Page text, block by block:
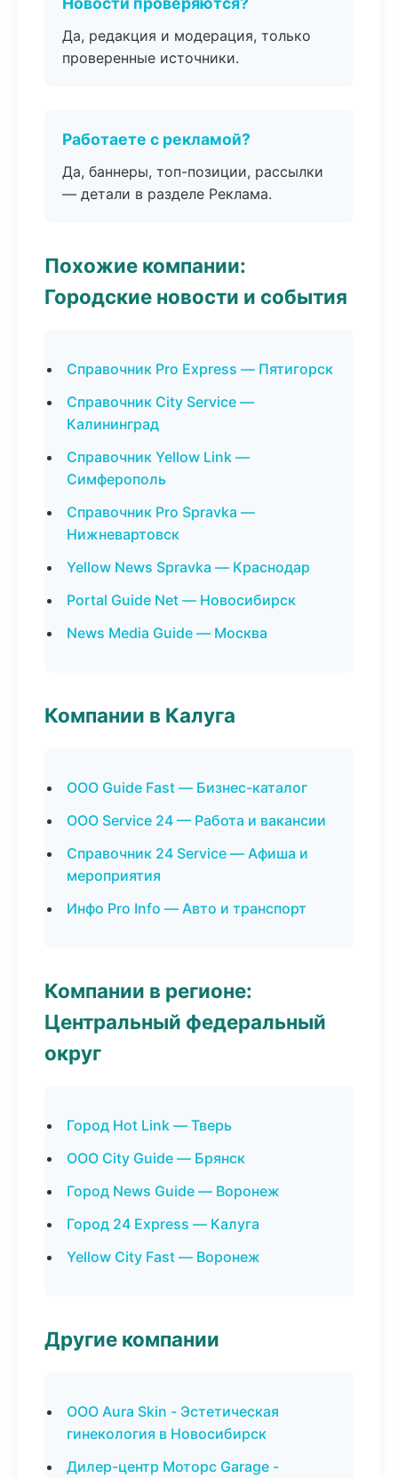
Да, редакция и модерация, только
проверенные источники.
Работаете с рекламой?
Да, баннеры, топ-позиции, рассылки
— детали в разделе Реклама.
Похожие компании:
Городские новости и события
Справочник Pro Express — Пятигорск
Справочник City Service —
Калининград
Справочник Yellow Link —
Симферополь
Справочник Pro Spravka —
Нижневартовск
Yellow News Spravka — Краснодар
Portal Guide Net — Новосибирск
News Media Guide — Москва
Компании в Калуга
ООО Guide Fast — Бизнес-каталог
ООО Service 24 — Работа и вакансии
Справочник 24 Service — Афиша и
мероприятия
Инфо Pro Info — Авто и транспорт
Компании в регионе:
Центральный федеральный
округ
Город Hot Link — Тверь
ООО City Guide — Брянск
Город News Guide — Воронеж
Город 24 Express — Калуга
Yellow City Fast — Воронеж
Другие компании
ООО Aura Skin - Эстетическая
гинекология в Новосибирск
Дилер-центр Моторс Garage -